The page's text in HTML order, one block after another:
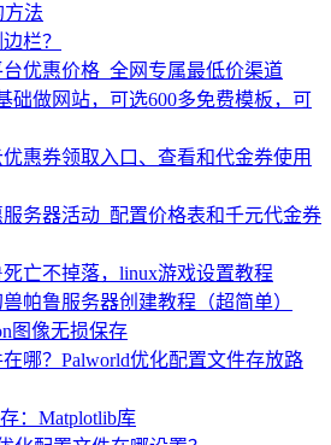
方法
栏？
优惠价格_全网专属最低价渠道
础做网站，可选600多免费模板，可
惠券领取入口、查看和代金券使用
服务器活动_配置价格表和千元代金券
亡不掉落，linux游戏设置教程
帕鲁服务器创建教程（超简单）
图像无损保存
哪？Palworld优化配置文件存放路
：Matplotlib库